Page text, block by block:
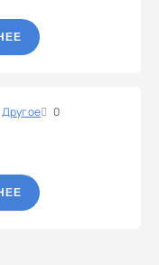
Другое 0